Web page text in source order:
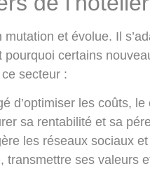
et évolue. Il
certains
secteur :
d’optimiser les coûts,
sa rentabilité et sa
les réseaux sociaux
transmettre ses valeurs